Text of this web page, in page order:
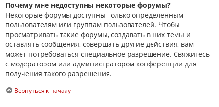
Почему мне недоступны некоторые форумы?
Некоторые форумы доступны только определённым
пользователям или группам пользователей. Чтобы
просматривать такие форумы, создавать в них темы и
оставлять сообщения, совершать другие действия, вам
может потребоваться специальное разрешение. Свяжитесь
с модератором или администратором конференции для
получения такого разрешения.
Вернуться к началу